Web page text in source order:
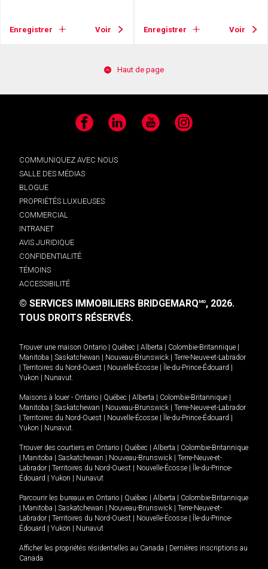
Enregistrer Voir Enregistrer Voir
Haut de page
Facebook LinkedIn YouTube Instagram
COMMUNIQUEZ AVEC NOUS
SALLE DES MÉDIAS
BLOGUE
PROPRIÉTÉS LUXUEUSES
COMMERCIAL
INTRANET
AVIS JURIDIQUE
CONFIDENTIALITÉ
TÉMOINS
ACCESSIBILITÉ
© SERVICES IMMOBILIERS BRIDGEMARQMD, 2026.
TOUS DROITS RÉSERVÉS.
Trouver une maison Ontario Québec Alberta Colombie-Britannique
Manitoba
Saskatchewan Nouveau-Brunswick
Terre-Neuve-et-Labrador
Territoires du Nord-Ouest Nouvelle-Écosse Île-du-Prince-Édouard
Yukon
Nunavut.
Maisons à louer - Ontario Québec Alberta Colombie-Britannique
Manitoba
Saskatchewan Nouveau-Brunswick
Terre-Neuve-et-Labrador
Territoires du Nord-Ouest Nouvelle-Écosse Île-du-Prince-Édouard
Yukon
Nunavut.
Trouver des courtiers en Ontario Québec Alberta
Colombie-Britannique
Manitoba Saskatchewan Nouveau-Brunswick
Terre-Neuve-et-
Labrador
Territoires du Nord-Ouest Nouvelle-Écosse
Île-du-Prince-
Édouard
Yukon Nunavut
Parcourir les bureaux en Ontario Québec Alberta
Colombie-Britannique
Manitoba Saskatchewan Nouveau-Brunswick
Terre-Neuve-et-
Labrador
Territoires du Nord-Ouest Nouvelle-Écosse
Île-du-Prince-
Édouard
Yukon Nunavut
Afficher les propriétés résidentielles au Canada
Dernières inscriptions au
Canada